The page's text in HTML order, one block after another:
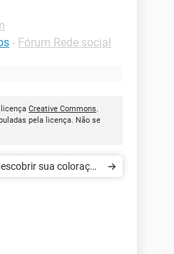
- Fórum Rede social
Creative Commons.
pela licença. Não se
sua coloração